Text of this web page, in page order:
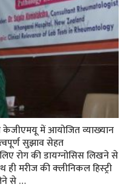
में आयोजित व्‍याख्‍यान
सुझाव सेहत
रोग की डायग्‍नोसिस लिखने से
मरीज की क्‍लीनिकल हिस्‍ट्री
से …